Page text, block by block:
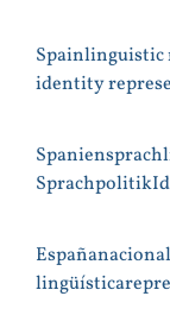
Spainlinguistic
identity
Spanien
Sprachpolitik
España
lingüística